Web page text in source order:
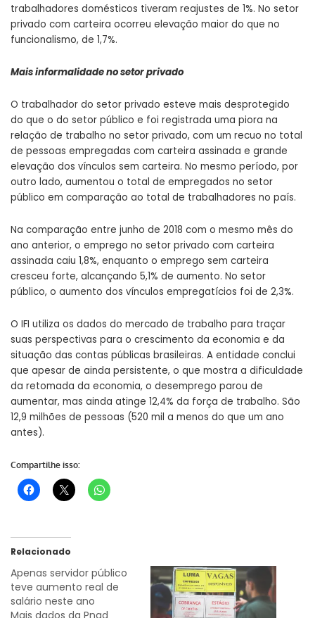
trabalhadores domésticos tiveram reajustes de 1%. No setor
privado com carteira ocorreu elevação maior do que no
funcionalismo, de 1,7%.
Mais informalidade no setor privado
O trabalhador do setor privado esteve mais desprotegido
do que o do setor público e foi registrada uma piora na
relação de trabalho no setor privado, com um recuo no total
de pessoas empregadas com carteira assinada e grande
elevação dos vínculos sem carteira. No mesmo período, por
outro lado, aumentou o total de empregados no setor
público em comparação ao total de trabalhadores no país.
Na comparação entre junho de 2018 com o mesmo mês do
ano anterior, o emprego no setor privado com carteira
assinada caiu 1,8%, enquanto o emprego sem carteira
cresceu forte, alcançando 5,1% de aumento. No setor
público, o aumento dos vínculos empregatícios foi de 2,3%.
O IFI utiliza os dados do mercado de trabalho para traçar
suas perspectivas para o crescimento da economia e da
situação das contas públicas brasileiras. A entidade conclui
que apesar de ainda persistente, o que mostra a dificuldade
da retomada da economia, o desemprego parou de
aumentar, mas ainda atinge 12,4% da força de trabalho. São
12,9 milhões de pessoas (520 mil a menos do que um ano
antes).
Compartilhe isso:
Relacionado
Apenas servidor público
teve aumento real de
salário neste ano